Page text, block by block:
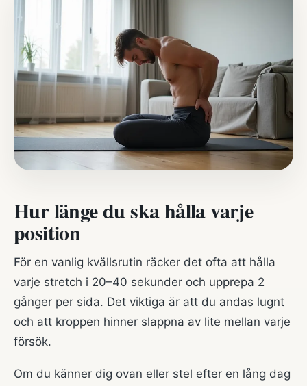
Hur länge du ska hålla varje
position
För en vanlig kvällsrutin räcker det ofta att hålla
varje stretch i 20–40 sekunder och upprepa 2
gånger per sida. Det viktiga är att du andas lugnt
och att kroppen hinner slappna av lite mellan varje
försök.
Om du känner dig ovan eller stel efter en lång dag